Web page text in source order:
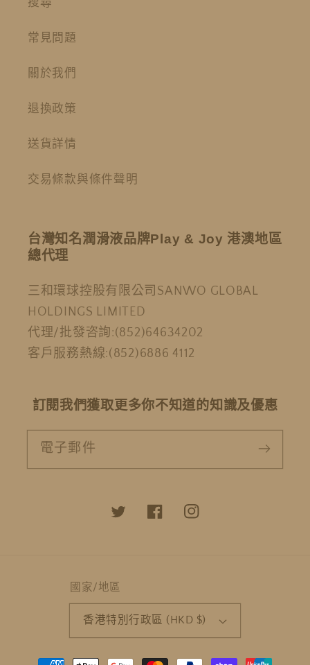
搜尋
常見問題
關於我們
退換政策
送貨詳情
交易條款與條件聲明
台灣知名潤滑液品牌Play & Joy 港澳地區
總代理
三和環球控股有限公司SANWO GLOBAL
HOLDINGS LIMITED
代理/批發咨詢:(852)64634202
客戶服務熱線:(852)6886 4112
訂閱我們獲取更多你不知道的知識及優惠
電子郵件
TwitterFacebookInstagram
國家/地區
香港特別行政區 (HKD $)
付